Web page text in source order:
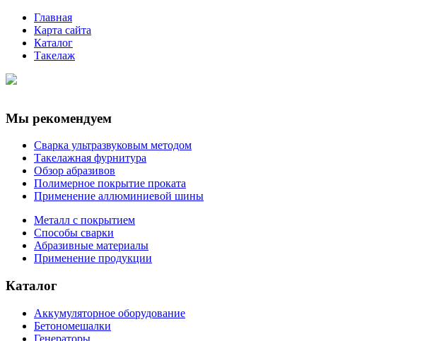
Главная
Карта сайта
Каталог
Такелаж
Мы рекомендуем
Сварка ультразвуковым методом
Такелажная фурнитура
Обзор абразивов
Полимерное покрытие проката
Применение аллюминиевой шины
Металл с покрытием
Способы сварки
Абразивные материалы
Применение продукции
Каталог
Аккумуляторное оборудование
Бетономешалки
Генераторы